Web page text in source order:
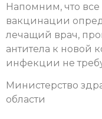
Напомним, что
вакцинации
лечащий врач,
антитела к новой
инфекции не
Министерство
области